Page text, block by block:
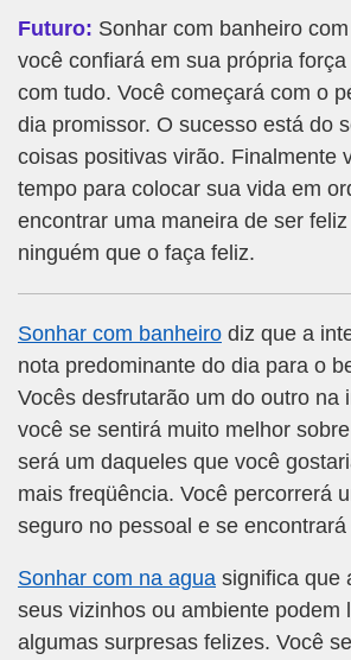
Futuro: Sonhar com banheiro
você confiará em sua própria
com tudo. Você começará com o
dia promissor. O sucesso está do
coisas positivas virão. Finalmente
tempo para colocar sua vida em
encontrar uma maneira de ser
ninguém que o faça feliz.
Sonhar com banheiro diz que a
nota predominante do dia para o
Vocês desfrutarão um do outro na
você se sentirá muito melhor
será um daqueles que você
mais freqüência. Você percorrerá
seguro no pessoal e se
Sonhar com na agua significa que
seus vizinhos ou ambiente podem
algumas surpresas felizes. Você